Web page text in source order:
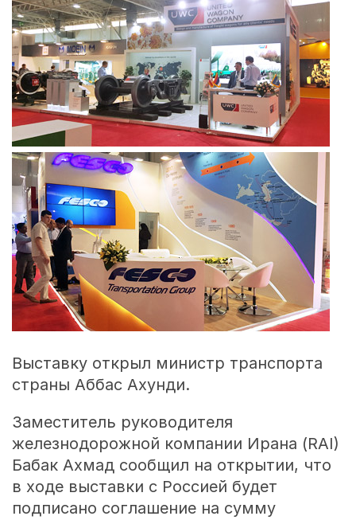
Выставку открыл министр транспорта
страны Аббас Ахунди.
Заместитель руководителя
железнодорожной компании Ирана (RAI)
Бабак Ахмад сообщил на открытии, что
в ходе выставки с Россией будет
подписано соглашение на сумму